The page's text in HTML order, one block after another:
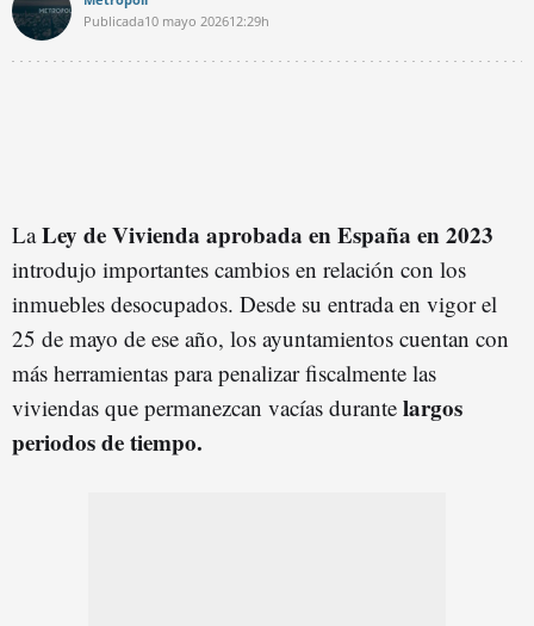
Publicada10 mayo 202612:29h
LaLey de Vivienda aprobada en España en 2023
introdujo importantes cambios en relación con los
inmuebles desocupados. Desde su entrada en vigor el
25 de mayo de ese año, los ayuntamientos cuentan con
más herramientas para penalizar fiscalmente las
viviendas que permanezcan vacías durante largos
periodos de tiempo.